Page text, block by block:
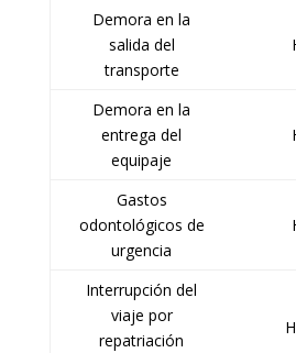
Demora en la
salida del
transporte
Demora en la
entrega del
equipaje
Gastos
odontológicos de
urgencia
Interrupción del
viaje por
repatriación